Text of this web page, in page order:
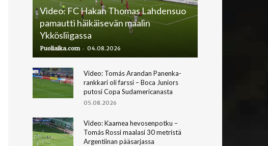
Video: FC Hakan Thomas Lahdensuo
pamautti häikäisevän maalin
Ykkösliigassa
Puoliaika.com - 04.08.2026
Video: Tomás Arandan Panenka-
rankkari oli farssi – Boca Juniors
putosi Copa Sudamericanasta
05.08.2026
Video: Kaamea hevosenpotku –
Tomás Rossi maalasi 30 metristä
Argentiinan pääsarjassa